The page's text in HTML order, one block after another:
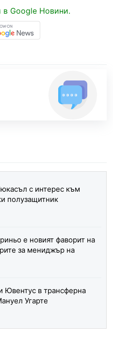
в Google Новини.
с интерес към
полузащитник
е новият фаворит на
за мениджър на
Ювентус в трансферна
Угарте